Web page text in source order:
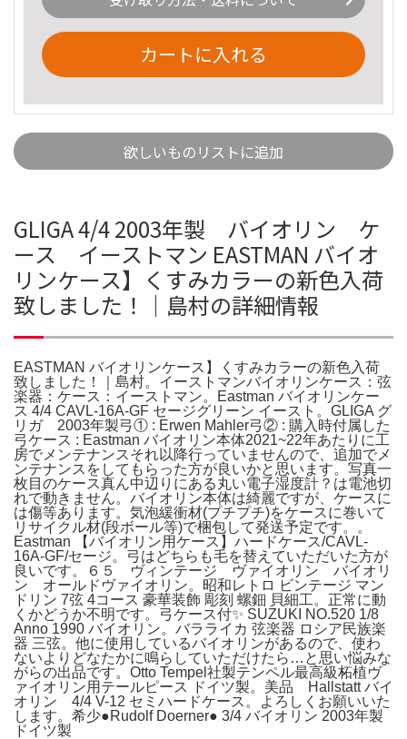
カートに入れる
欲しいものリストに追加
GLIGA 4/4 2003年製 バイオリン ケ
ース イーストマン EASTMAN バイオ
リンケース】くすみカラーの新色入荷
致しました！｜島村の詳細情報
EASTMAN バイオリンケース】くすみカラーの新色入荷
致しました！｜島村。イーストマンバイオリンケース：弦
楽器：ケース：イーストマン。Eastman バイオリンケー
ス 4/4 CAVL-16A-GF セージグリーン イースト。GLIGA グ
リガ 2003年製弓① : Erwen Mahler弓② : 購入時付属した
弓ケース : Eastman バイオリン本体2021~22年あたりに工
房でメンテナンスそれ以降行っていませんので、追加でメ
ンテナンスをしてもらった方が良いかと思います。写真一
枚目のケース真ん中辺りにある丸い電子湿度計？は電池切
れで動きません。バイオリン本体は綺麗ですが、ケースに
は傷等あります。気泡緩衝材(プチプチ)をケースに巻いて
リサイクル材(段ボール等)で梱包して発送予定です。。
Eastman 【バイオリン用ケース】ハードケース/CAVL-
16A-GF/セージ。弓はどちらも毛を替えていただいた方が
良いです。６５ ヴィンテージ ヴァイオリン バイオリ
ン オールドヴァイオリン。昭和レトロ ビンテージ マン
ドリン 7弦 4コース 豪華装飾 彫刻 螺鈿 貝細工。正常に動
くかどうか不明です。弓ケース付✨ SUZUKI NO.520 1/8
Anno 1990 バイオリン。バラライカ 弦楽器 ロシア民族楽
器 三弦。他に使用しているバイオリンがあるので、使わ
ないよりどなたかに鳴らしていただけたら…と思い悩みな
がらの出品です。Otto Tempel社製テンペル最高級柘植ヴ
ァイオリン用テールピース ドイツ製。美品 Hallstatt バイ
オリン 4/4 V-12 セミハードケース。よろしくお願いいた
します。希少●Rudolf Doerner● 3/4 バイオリン 2003年製
ドイツ製